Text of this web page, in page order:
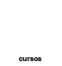
cursos